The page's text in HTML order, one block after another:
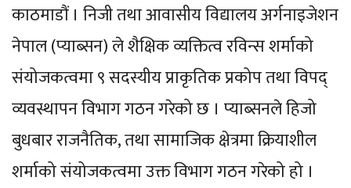
काठमाडौं । निजी तथा आवासीय विद्यालय अर्गनाइजेशन
नेपाल (प्याब्सन) ले शैक्षिक व्यक्तित्व रविन्स शर्माको
संयोजकत्वमा ९ सदस्यीय प्राकृतिक प्रकोप तथा विपद्
व्यवस्थापन विभाग गठन गरेको छ । प्याब्सनले हिजो
बुधबार राजनैतिक, तथा सामाजिक क्षेत्रमा क्रियाशील
शर्माको संयोजकत्वमा उक्त विभाग गठन गरेको हो ।